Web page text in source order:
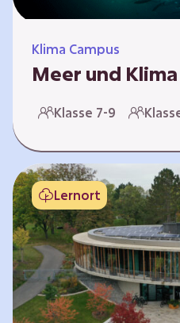
Klima Campus
Meer und Klima
Weltklima,
erung Im Folgenden
„Meereserwärmung” und
„Meeresversauerung”.
direkt an Lehrende
und zeitlich
Dabei wird auf
wie wichtig die Meere
Klimaschützer sind
auf das globale
keine
Klasse 7-9
Lernort